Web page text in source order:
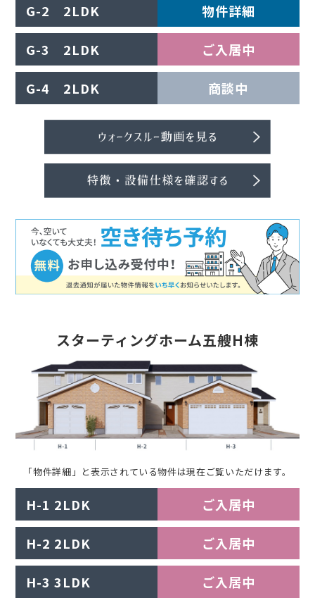
G-2 2LDK 物件詳細
G-3 2LDK ご入居中
G-4 2LDK 商談中
スターティングホーム五艘H棟
「物件詳細」と表示されている物件は現在ご覧いただけます。
H-1 2LDK ご入居中
H-2 2LDK ご入居中
H-3 3LDK ご入居中